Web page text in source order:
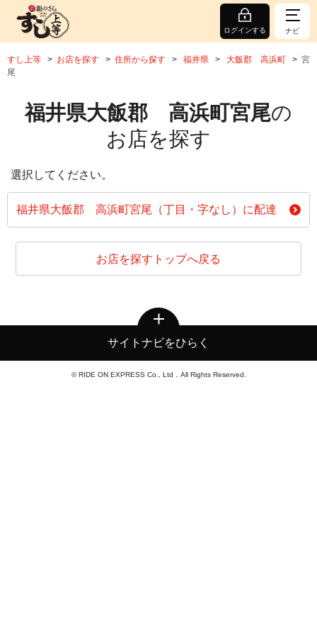
ログインする ナビ
すし上等 お店を探す 住所から探す 福井県 大飯郡 高浜町
宮
尾
福井県大飯郡 高浜町宮尾の
お店を探す
選択してください。
福井県大飯郡 高浜町宮尾（丁目・字なし）に配達
お店を探すトップへ戻る
サイトナビをひらく
© RIDE ON EXPRESS Co., Ltd．All Rights Reserved.